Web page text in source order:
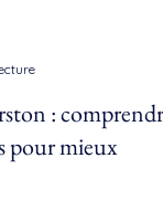
: comprendre